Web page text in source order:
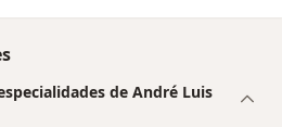
de André Luis